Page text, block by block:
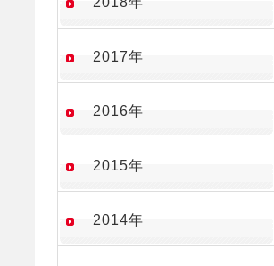
2017年
2016年
2015年
2014年